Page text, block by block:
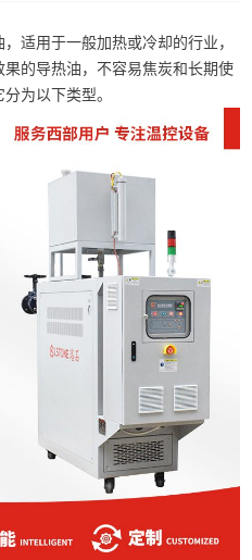
适用于一般加热或冷却的行业，
的导热油，不容易焦炭和长期使
为以下类型。